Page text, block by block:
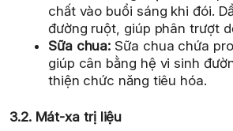
chất vào buổi sáng khi đói.
đường ruột, giúp phân trượt
Sữa chua: Sữa chua chứa
giúp cân bằng hệ vi sinh
thiện chức năng tiêu hóa.
3.2. Mát-xa trị liệu